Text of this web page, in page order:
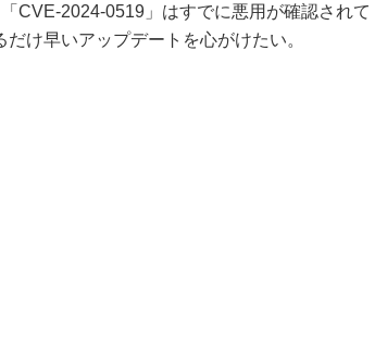
CVE-2024-0519」はすでに悪用が確認されて
け早いアップデートを心がけたい。